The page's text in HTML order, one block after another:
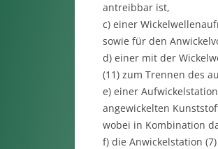
antreibbar ist,
c) einer
sowie für den
d) einer mit der
(11) zum Trennen des
e) einer
angewickelten
wobei in Kombination
f) die Anwickelstation